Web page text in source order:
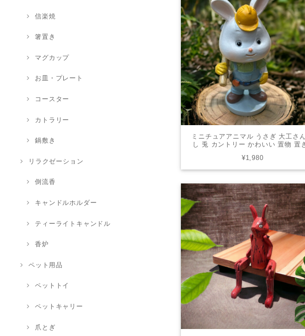
信楽焼
箸置き
マグカップ
お皿・プレート
コースター
カトラリー
鍋敷き
リラクゼーション
倒流香
キャンドルホルダー
ティーライトキャンドル
香炉
ペット用品
ペットトイ
ペットキャリー
爪とぎ
ミニチュアアニマル うさぎ 大工さ
し 兎 カントリー かわいい 置物 置
¥1,980